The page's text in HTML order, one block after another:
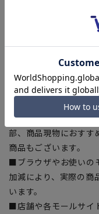
【商品に関するご注意
■商品画像はサンプル
ある場合がございます
■ゆとり感には個人差
入の目安としてご利
■生地や仕様・デザイ
干の誤差が生じる場
■サイズスペックは
部、商品現物におすす
商品もございます。
■ブラウザやお使いの
加減により、実際の商
います。
■店舗や各モールサイ